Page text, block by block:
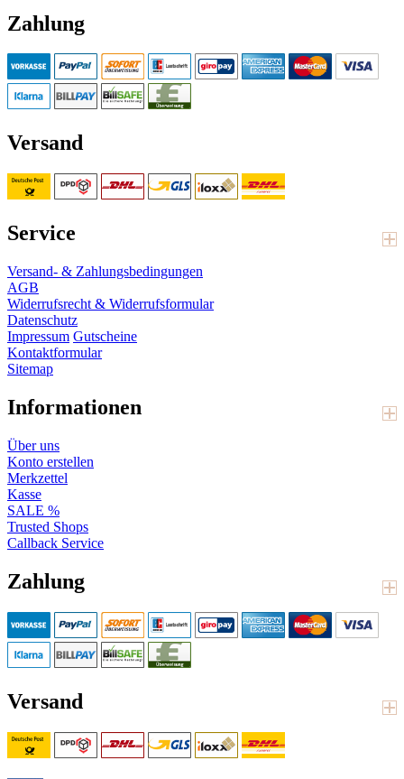
Zahlung
Versand
Service
Versand- & Zahlungsbedingungen
AGB
Widerrufsrecht & Widerrufsformular
Datenschutz
Impressum Gutscheine
Kontaktformular
Sitemap
Informationen
Über uns
Konto erstellen
Merkzettel
Kasse
SALE %
Trusted Shops
Callback Service
Zahlung
Versand